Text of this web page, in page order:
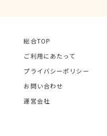
総合TOP
ご利用にあたって
プライバシーポリシー
お問い合わせ
運営会社